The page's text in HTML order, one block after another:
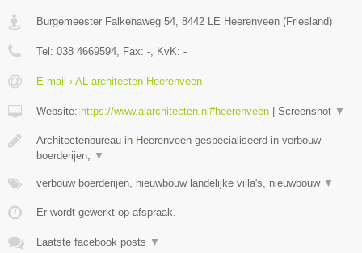
Burgemeester Falkenaweg 54, 8442 LE Heerenveen (Friesland)
Tel: 038 4669594, Fax: -, KvK: -
E-mail › AL architecten Heerenveen
Website: https://www.alarchitecten.nl#heerenveen Screenshot ▼
Architectenbureau in Heerenveen gespecialiseerd in verbouw
boerderijen, ▼
verbouw boerderijen, nieuwbouw landelijke villa's, nieuwbouw ▼
Er wordt gewerkt op afspraak.
Laatste facebook posts ▼